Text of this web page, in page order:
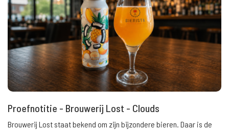
Proefnotitie - Brouwerij Lost - Clouds
Brouwerij Lost staat bekend om zijn bijzondere bieren. Daar is de